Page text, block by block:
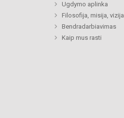
Ugdymo aplinka
Filosofija, misija, vizija
Bendradarbiavimas
Kaip mus rasti